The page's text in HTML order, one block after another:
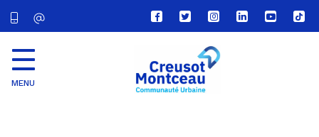
Lien
vers
compte
Facebook
Lien
vers
compte
Twitter
Lien
vers
le
compte
Lien
vers
Lien
vers
Lien
vers
MENU